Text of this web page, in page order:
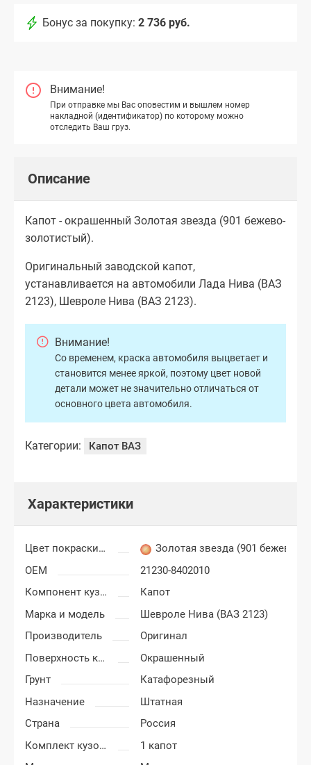
Бонус за покупку: 2 736 руб.
Внимание!
При отправке мы Вас оповестим и вышлем номер
накладной (идентификатор) по которому можно
отследить Ваш груз.
Описание
Капот - окрашенный Золотая звезда (901 бежево-
золотистый).
Оригинальный заводской капот,
устанавливается на автомобили Лада Нива (ВАЗ
2123), Шевроле Нива (ВАЗ 2123).
Внимание!
Со временем, краска автомобиля выцветает и
становится менее яркой, поэтому цвет новой
детали может не значительно отличаться от
основного цвета автомобиля.
Категории: Капот ВАЗ
Характеристики
Цвет покраски Шевроле Нива
Золотая звезда (901 бежево-
OEM
21230-8402010
Компонент кузова
Капот
Марка и модель
Шевроле Нива (ВАЗ 2123)
Производитель
Оригинал
Поверхность капота
Окрашенный
Грунт
Катафорезный
Назначение
Штатная
Страна
Россия
Комплект кузовных деталей
1 капот